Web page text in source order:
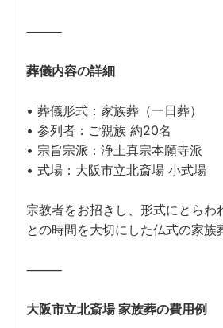
⸻
葬儀内容の詳細
• 葬儀形式：家族葬（一日葬）
• 参列者：ご親族 約20名
• 宗旨宗派：浄土真宗本願寺派
• 式場：大阪市立北斎場 小式場
宗教者をお招きし、形式にとらわ
との時間を大切にした仏式の家族
⸻
大阪市立北斎場 家族葬の費用例